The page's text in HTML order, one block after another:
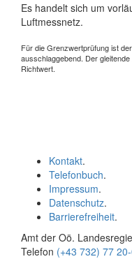
Es handelt sich um
Luftmessnetz.
Für die Grenzwertprüfung ist
ausschlaggebend. Der
Richtwert.
Kontakt.
Telefonbuch.
Impressum.
Datenschutz.
Barrierefreiheit.
Amt der Oö.
Telefon (+43 732) 77